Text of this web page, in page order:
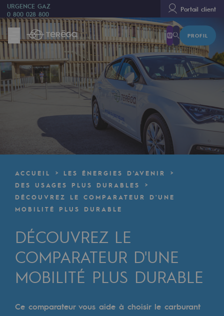
URGENCE GAZ
0 800 028 800
Portail client
PROFIL
Nous sommes
Nous sommes
80 ans d'histoire
Teréga
Accélérateur de la transition énergétique
Une organisation adaptative et ouverte
Une organisation adaptative et
Transversalité et Collaboratif
Notre culture et nos valeurs
Une organisation certifiée
Notre organisation
ACCUEIL
LES ÉNERGIES D'AVENIR
DES USAGES PLUS DURABLES
DÉCOUVREZ LE COMPARATEUR D'UNE
MOBILITÉ PLUS DURABLE
DÉCOUVREZ LE
COMPARATEUR D'UNE
MOBILITÉ PLUS DURABLE
Ce comparateur vous aide à choisir le carburant